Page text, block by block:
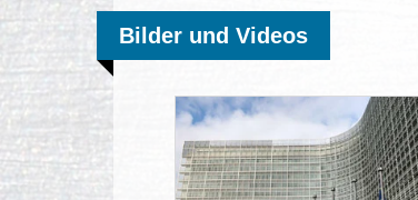
Bilder und Videos